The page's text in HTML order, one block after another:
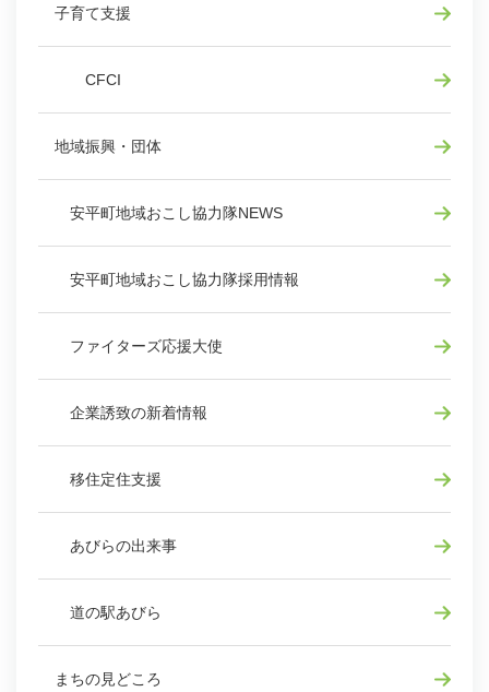
子育て支援
CFCI
地域振興・団体
安平町地域おこし協力隊NEWS
安平町地域おこし協力隊採用情報
ファイターズ応援大使
企業誘致の新着情報
移住定住支援
あびらの出来事
道の駅あびら
まちの見どころ